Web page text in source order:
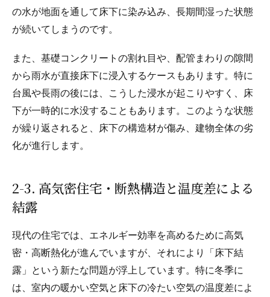
の水が地面を通して床下に染み込み、長期間湿った状態
が続いてしまうのです。
また、基礎コンクリートの割れ目や、配管まわりの隙間
から雨水が直接床下に浸入するケースもあります。特に
台風や長雨の後には、こうした浸水が起こりやすく、床
下が一時的に水没することもあります。このような状態
が繰り返されると、床下の構造材が傷み、建物全体の劣
化が進行します。
2-3. 高気密住宅・断熱構造と温度差による
結露
現代の住宅では、エネルギー効率を高めるために高気
密・高断熱化が進んでいますが、それにより「床下結
露」という新たな問題が浮上しています。特に冬季に
は、室内の暖かい空気と床下の冷たい空気の温度差によ